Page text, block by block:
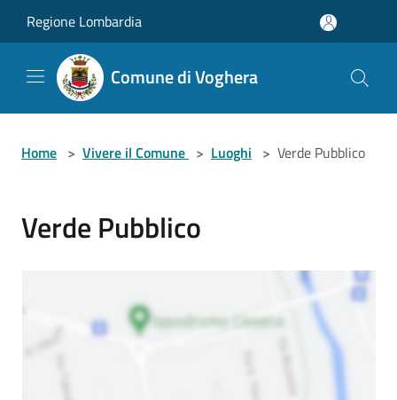
Regione Lombardia
Comune di Voghera
Home > Vivere il Comune > Luoghi > Verde Pubblico
Verde Pubblico